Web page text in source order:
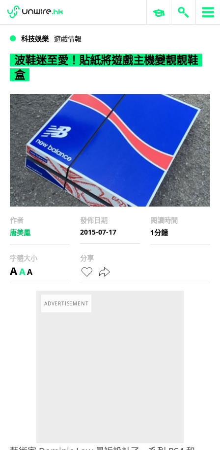
波鞋迷至愛！貼紙將遊戲主機變靚靚鞋盒
WWDC 2026 ERP 與商業 AI
科技娛樂 遊戲情報
波鞋迷至愛！貼紙將遊戲主機變靚靚鞋
盒
作者
唐美鳳
發佈日期
2015-07-17
閱讀時間
1分鐘
字體大小
AAA
分享
ADVERTISEMENT